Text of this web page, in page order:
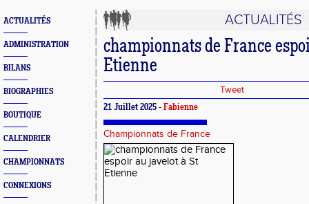
ACTUALITÉS
ADMINISTRATION
BILANS
BIOGRAPHIES
BOUTIQUE
CALENDRIER
CHAMPIONNATS
CONNEXIONS
ACTUALITÉS
championnats de France
Etienne
Tweet
21 Juillet 2025 - Fabienne
Championnats de France